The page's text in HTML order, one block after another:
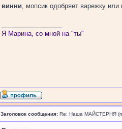
винни, мопсик одобряет варежку или
Я Марина, со мной на "ты"
Заголовок сообщения: Re: Наша МАЙСТЕРНЯ